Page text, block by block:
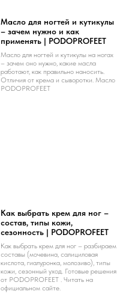
Масло для ногтей и кутикулы
– зачем нужно и как
применять | PODOPROFEET
Масло для ногтей и кутикулы на ногах
– зачем оно нужно, какие масла
работают, как правильно наносить.
Отличия от крема и сыворотки. Масло
PODOPROFEET
Как выбрать крем для ног –
состав, типы кожи,
сезонность | PODOPROFEET
Как выбрать крем для ног – разбираем
составы (мочевина, салициловая
кислота, гиалуронка, молозиво), типы
кожи, сезонный уход. Готовые решения
от PODOPROFEET . Читать на
официальном сайте.